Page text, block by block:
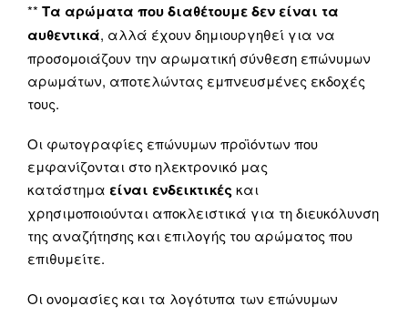
** Τα αρώματα που διαθέτουμε δεν είναι τα
αυθεντικά, αλλά έχουν δημιουργηθεί για να
προσομοιάζουν την αρωματική σύνθεση επώνυμων
αρωμάτων, αποτελώντας εμπνευσμένες εκδοχές
τους.
Οι φωτογραφίες επώνυμων προϊόντων που
εμφανίζονται στο ηλεκτρονικό μας
κατάστημα είναι ενδεικτικές και
χρησιμοποιούνται αποκλειστικά για τη διευκόλυνση
της αναζήτησης και επιλογής του αρώματος που
επιθυμείτε.
Οι ονομασίες και τα λογότυπα των επώνυμων